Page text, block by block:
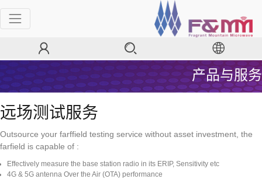
产品与服务
远场测试服务
Outsource your farffield testing service without asset investment, the
farfield is capable of :
Effectively measure the base station radio in its ERIP, Sensitivity etc
4G & 5G antenna Over the Air (OTA) performance